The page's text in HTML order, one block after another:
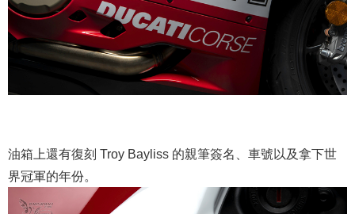
油箱上還有復刻 Troy Bayliss 的親筆簽名、車號以及拿下世
界冠軍的年份。